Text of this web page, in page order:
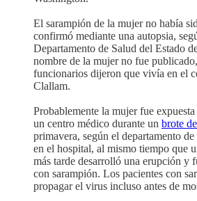
El sarampión de la mujer no había
confirmó mediante una autopsia,
Departamento de Salud del Estado
nombre de la mujer no fue
funcionarios dijeron que vivía en el
Clallam.
Probablemente la mujer fue
un centro médico durante un brote
primavera, según el departamento
en el hospital, al mismo tiempo que
más tarde desarrolló una erupción y
con sarampión. Los pacientes con
propagar el virus incluso antes de